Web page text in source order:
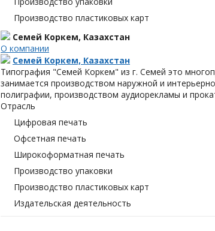
Производство пластиковых карт
Семей Коркем, Казахстан
О компании
Семей Коркем, Казахстан
Типография "Семей Коркем" из г. Семей это
занимается производством наружной и
полиграфии, производством аудиорекламы и
Отрасль
Цифровая печать
Офсетная печать
Широкоформатная печать
Производство упаковки
Производство пластиковых карт
Издательская деятельность